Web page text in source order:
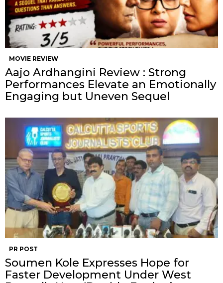
MOVIE REVIEW
Aajo Ardhangini Review : Strong
Performances Elevate an Emotionally
Engaging but Uneven Sequel
PR POST
Soumen Kole Expresses Hope for
Faster Development Under West